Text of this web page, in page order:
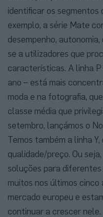
identificar os segmentos
exemplo, a série Mate
desempenho,
se a utilizadores que
características. A linha
ano – está mais
moda e na fotografia,
classe média que
setembro, lançámos o
Temos também a linha
qualidade/preço. Ou
soluções para
muitos nos últimos cinco
mercado europeu e
continuar a crescer nele.